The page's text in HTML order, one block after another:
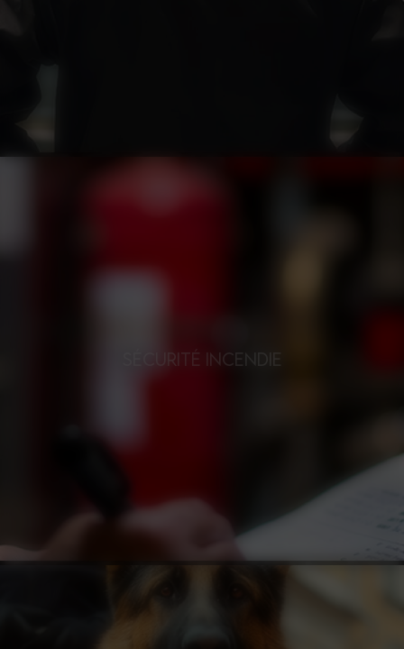
SÉCURITÉ INCENDIE